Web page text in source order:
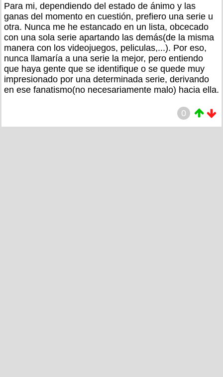
Para mi, dependiendo del estado de ánimo y las
ganas del momento en cuestión, prefiero una serie u
otra. Nunca me he estancado en un lista, obcecado
con una sola serie apartando las demás(de la misma
manera con los videojuegos, peliculas,...). Por eso,
nunca llamaría a una serie la mejor, pero entiendo
que haya gente que se identifique o se quede muy
impresionado por una determinada serie, derivando
en ese fanatismo(no necesariamente malo) hacia ella.
0